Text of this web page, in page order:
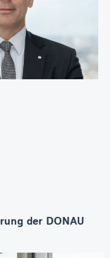
der DONAU